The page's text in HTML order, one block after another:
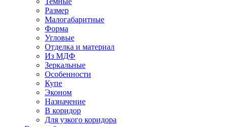
Размер
Малогабаритные
Форма
Угловые
Отделка и материал
Из МДФ
Зеркальные
Особенности
Купе
Эконом
Назначение
В коридор
Для узкого коридора